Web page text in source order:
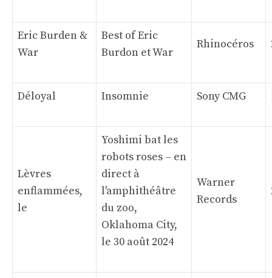
Eric Burden &
War
Best of Eric
Burdon et War
Rhinocéros
Déloyal Insomnie Sony CMG
Lèvres
enflammées,
le
Yoshimi bat les
robots roses – en
direct à
l'amphithéâtre
du zoo,
Oklahoma City,
le 30 août 2024
Warner
Records